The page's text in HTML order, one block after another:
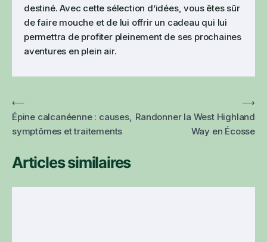
destiné. Avec cette sélection d’idées, vous êtes sûr
de faire mouche et de lui offrir un cadeau qui lui
permettra de profiter pleinement de ses prochaines
aventures en plein air.
⟵
Épine calcanéenne : causes,
symptômes et traitements
Randonner la West Highland
Way en Écosse
⟶
Articles similaires